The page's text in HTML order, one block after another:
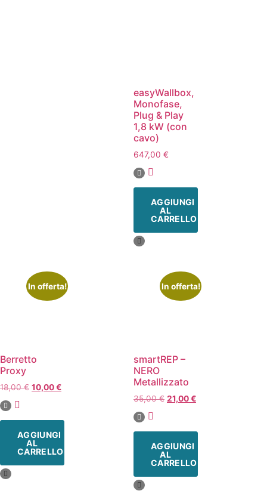
easyWallbox,
Monofase,
Plug & Play
1,8 kW (con
cavo)
647,00 €
AGGIUNGI
AL
CARRELLO
In offerta!
Berretto
Proxy
18,00€ 10,00€
AGGIUNGI
AL
CARRELLO
In offerta!
smartREP –
NERO
Metallizzato
35,00€ 21,00€
AGGIUNGI
AL
CARRELLO